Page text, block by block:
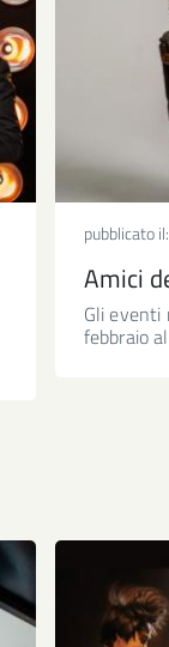
pubblicato il:
Amici
Gli eventi
febbraio